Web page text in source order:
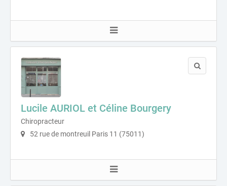
Lucile AURIOL et Céline Bourgery
Chiropracteur
52 rue de montreuil Paris 11 (75011)